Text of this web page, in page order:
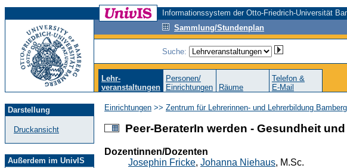
Informationssystem der Otto-Friedrich-Universität
Sammlung/Stundenplan
Suche:
Lehr-
veranstaltungen
Personen/
Einrichtungen
Räume
Telefon &
E-Mail
Darstellung
Druckansicht
Außerdem im UnivIS
Einrichtungen >> Zentrum für Lehrerinnen- und Lehrerbildung
Peer-BeraterIn werden - Gesundheit
Dozentinnen/Dozenten
Josephin Fricke, Johanna Niehaus, M.Sc.